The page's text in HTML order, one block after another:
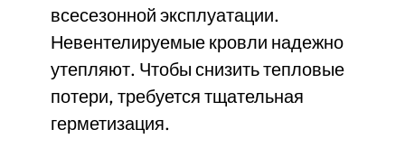
всесезонной эксплуатации.
Невентелируемые кровли надежно
утепляют. Чтобы снизить тепловые
потери, требуется тщательная
герметизация.